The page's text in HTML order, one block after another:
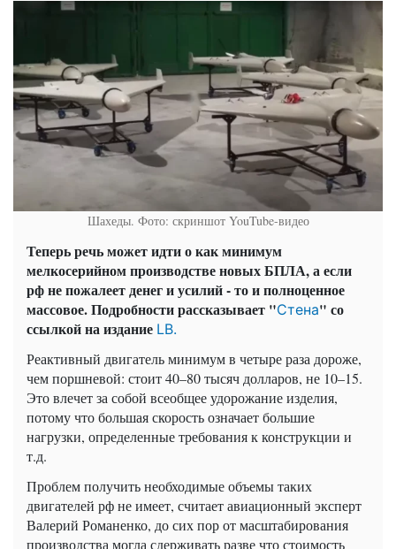
Шахеды. Фото: скриншот YouTube-видео
Теперь речь может идти о как минимум
мелкосерийном производстве новых БПЛА, а если
рф не пожалеет денег и усилий - то и полноценное
массовое. Подробности рассказывает "Стена" со
ссылкой на издание LB.
Реактивный двигатель минимум в четыре раза дороже,
чем поршневой: стоит 40–80 тысяч долларов, не 10–15.
Это влечет за собой всеобщее удорожание изделия,
потому что большая скорость означает большие
нагрузки, определенные требования к конструкции и
т.д.
Проблем получить необходимые объемы таких
двигателей рф не имеет, считает авиационный эксперт
Валерий Романенко, до сих пор от масштабирования
производства могла сдерживать разве что стоимость